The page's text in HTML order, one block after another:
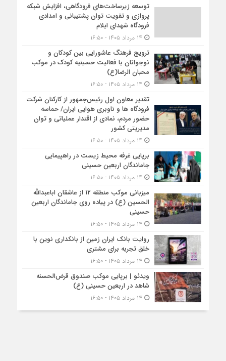
توسعه زیرساخت‌های فرودگاهی، افزایش شبکه
پروازی و تقویت توان پشتیبانی و امدادی
فرودگاه شهدای ایلام
ترویج فرهنگ عاشورایی بین کودکان و
نوجوانان با فعالیت حسینیه کودک در موکب
محبان الرضا(ع)
تقدیر معاون اول رئیس‌جمهور از کارکنان شرکت
فرودگاه ها و ناوبری هوایی ایران/ حماسه
حضور مردم، نمادی از اقتدار عملیاتی و توان
مدیریتی کشور
برپایی غرفه محیط زیست در راهپیمایی
جاماندگان اربعین حسینی
میزبانی موکب منطقه ۱۲ از عاشقان اباعبدالله
الحسین (ع) در پیاده روی جاماندگان اربعین
حسینی
روایت بانک ایران زمین از بانکداری نوین با
خلق تجربه برای مشتری
ویدئو | برپایی موکب صندوق قرض‌الحسنه
شاهد در اربعین حسینی (ع)